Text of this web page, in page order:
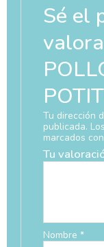
Sé el
Tu dirección
publicada.
marcados con
Tu
Nombre *